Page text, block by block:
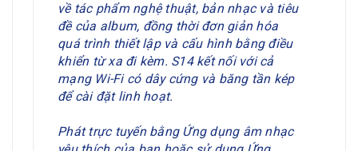
về tác phẩm nghệ thuật, bản nhạc và tiêu
đề của album, đồng thời đơn giản hóa
quá trình thiết lập và cấu hình bằng điều
khiển từ xa đi kèm. S14 kết nối với cả
mạng Wi-Fi có dây cứng và băng tần kép
để cài đặt linh hoạt.
Phát trực tuyến bằng Ứng dụng âm nhạc